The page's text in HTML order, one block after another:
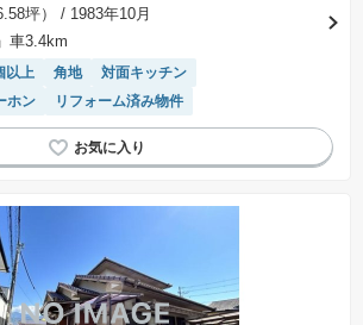
約手続き、決済、引き渡し時にかかる費用を表示しています。
異なるため、ご自身で十分な確認をしていただくようにお願い
坪）
/ 1983年10月
車3.4km
以上 角地
対面キッチン
ホン
リフォーム済み物件